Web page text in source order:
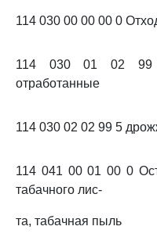
114 030 00 00 00 0
114 030 01 02 99
отработанные
114 030 02 02 99 5
114 041 00 01 00 0
табачного лис-
та, табачная пыль